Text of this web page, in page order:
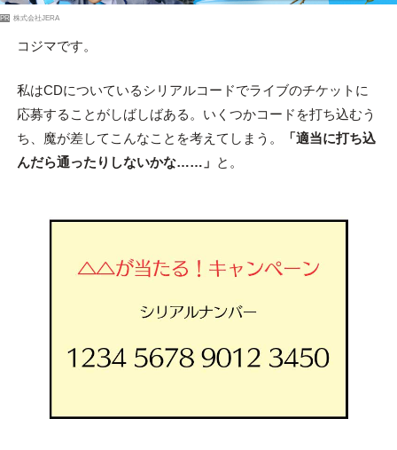
PR 株式会社JERA
コジマです。
私はCDについているシリアルコードでライブのチケットに
応募することがしばしばある。いくつかコードを打ち込むう
ち、魔が差してこんなことを考えてしまう。
「適当に打ち込
んだら通ったりしないかな……」 と。